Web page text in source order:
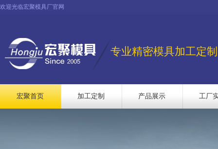
欢迎光临宏聚模具厂官网
专业精密模具加工定制
宏聚首页 加工定制 产品展示 工厂